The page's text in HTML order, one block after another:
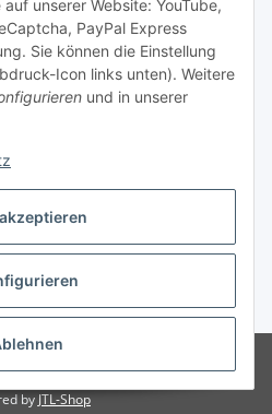
unserer Website: YouTube,
PayPal Express
Sie können die Einstellung
Icon links unten). Weitere
und in unserer
widerrufen
** siehe Lieferbedingungen, zzgl.
by JTL-Shop